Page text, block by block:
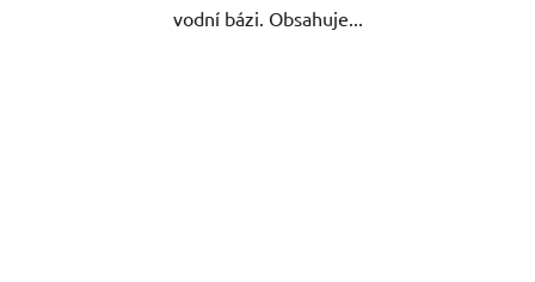
vodní bázi. Obsahuje...